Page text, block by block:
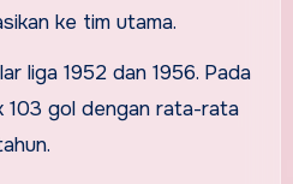
ke tim utama.
liga 1952 dan 1956. Pada
103 gol dengan rata-rata